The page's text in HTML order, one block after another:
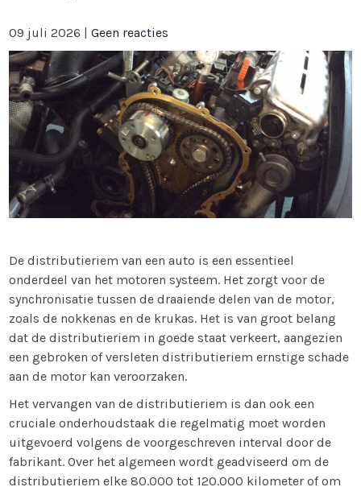
09 juli 2026 |Geen reacties
De distributieriem van een auto is een essentieel
onderdeel van het motoren systeem. Het zorgt voor de
synchronisatie tussen de draaiende delen van de motor,
zoals de nokkenas en de krukas. Het is van groot belang
dat de distributieriem in goede staat verkeert, aangezien
een gebroken of versleten distributieriem ernstige schade
aan de motor kan veroorzaken.
Het vervangen van de distributieriem is dan ook een
cruciale onderhoudstaak die regelmatig moet worden
uitgevoerd volgens de voorgeschreven interval door de
fabrikant. Over het algemeen wordt geadviseerd om de
distributieriem elke 80.000 tot 120.000 kilometer of om